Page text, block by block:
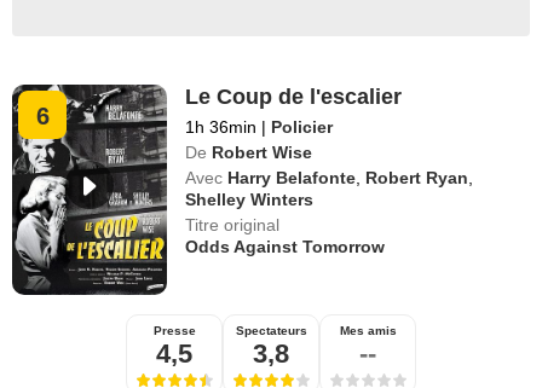
6
Le Coup de l'escalier
1h 36min | Policier
De Robert Wise
Avec Harry Belafonte Robert Ryan
Shelley Winters
Titre original
Odds Against Tomorrow
Presse
4,5
Spectateurs
3,8
Mes amis
--